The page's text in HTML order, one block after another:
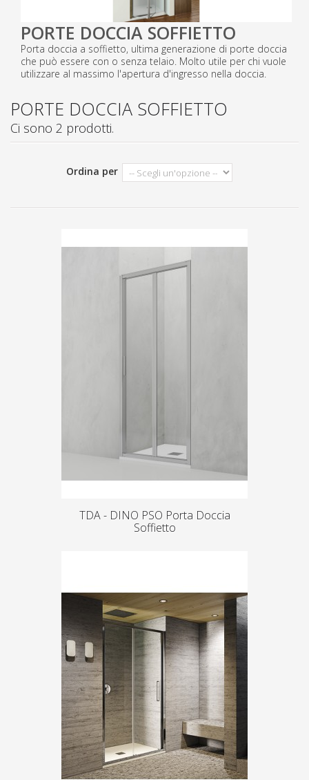
PORTE DOCCIA SOFFIETTO
Porta doccia a soffietto, ultima generazione di porte doccia
che può essere con o senza telaio. Molto utile per chi vuole
utilizzare al massimo l'apertura d'ingresso nella doccia.
PORTE DOCCIA SOFFIETTO
Ci sono 2 prodotti.
Ordina per
TDA - DINO PSO Porta Doccia
Soffietto